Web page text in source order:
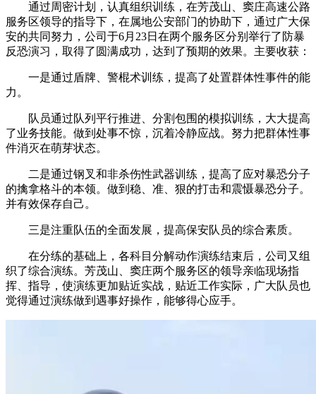
通过周密计划，认真组织训练，在芳茂山、窦庄高速公路
服务区领导的指导下，在属地公安部门的协助下，通过广大保
安的共同努力，公司于6月23日在两个服务区分别举行了防暴
反恐演习，取得了圆满成功，达到了预期的效果。主要收获：
一是通过盾牌、警棍术训练，提高了处置群体性事件的能
力。
队员通过队列平行推进、分割包围的模拟训练，大大提高
了业务技能。做到处事不惊，沉着冷静应战。努力把群体性事
件消灭在萌芽状态。
二是通过钢叉和非杀伤性武器训练，提高了应对暴恐分子
的擒拿格斗的本领。做到稳、准、狠的打击和震慑暴恐分子。
并有效保存自己。
三是注重队伍的全面发展，提高保安队员的综合素质。
在分练的基础上，各科目分解动作演练结束后，公司又组
织了综合演练。芳茂山、窦庄两个服务区的领导亲临现场指
挥、指导，使演练更加贴近实战，贴近工作实际，广大队员也
觉得通过演练做到遇事好操作，能够得心应手。